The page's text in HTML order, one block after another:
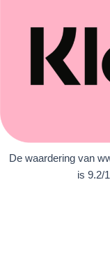
De waardering van
is 9.2/